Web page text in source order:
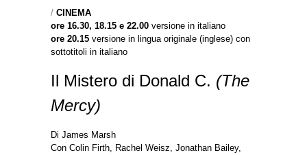
/ CINEMA
ore 16.30, 18.15 e 22.00 versione in italiano
ore 20.15 versione in lingua originale (inglese) con
sottotitoli in italiano
Il Mistero di Donald C. (The
Mercy)
Di James Marsh
Con Colin Firth, Rachel Weisz, Jonathan Bailey,